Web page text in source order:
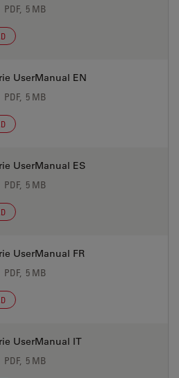
PDF, 5 MB
UserManual EN
PDF, 5 MB
UserManual ES
PDF, 5 MB
UserManual FR
PDF, 5 MB
UserManual IT
PDF, 5 MB